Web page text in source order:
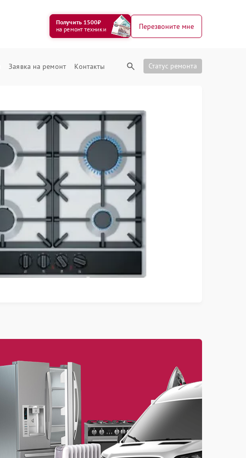
Получить 1500₽
на ремонт техники
Перезвоните мне
Заявка на ремонт Контакты Статус ремонта